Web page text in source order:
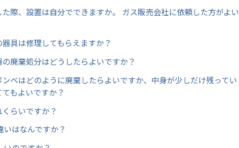
際、設置は自分でできますか。 ガス販売会社に依頼した方がよい
具は修理してもらえますか？
廃棄処分はどうしたらよいですか？
ベはどのように廃棄したらよいですか、中身が少しだけ残ってい
もよいですか？
らいですか？
はなんですか？